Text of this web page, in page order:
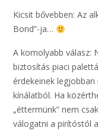
Kicsit bővebben: Az
Bond”-ja…
A komolyabb válasz:
biztosítás piaci
érdekeinek
kínálatból. Ha
„éttermünk” nem
válogatni a pirítóstól